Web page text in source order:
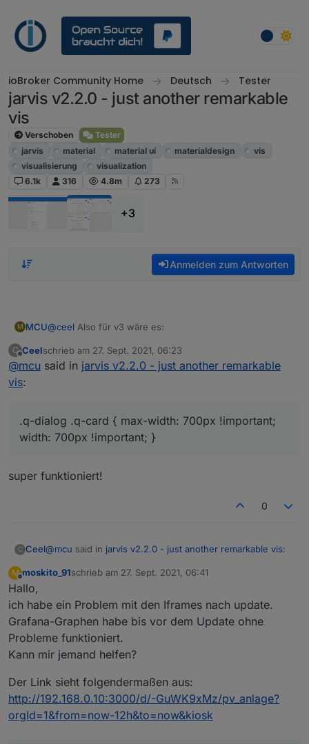
ioBroker Community Home Deutsch Tester
jarvis v2.2.0 - just another remarkable
vis
Verschoben
Tester
jarvis
material material ui materialdesign
vis
visualisierung
visualization
6.1k
316 4.8m 273
+3
Anmelden zum Antworten
M MCU@ceel Also für v3 wäre es:
/* nur für v3 */
.q-dialog .q-card {
C Ceelschrieb am 27. Sept. 2021, 06:23
zuletzt editiert von
@mcu said in jarvis v2.2.0 - just another remarkable
vis:
.q-dialog .q-card { max-width: 700px !important;
width: 700px !important; }
super funktioniert!
0
C Ceel@mcu said in jarvis v2.2.0 - just another remarkable vis:
width: 700px !important; }
super funktioniert!
M
Offline
moskito_91schrieb am 27. Sept. 2021, 06:41
zuletzt editiert von
Hallo,
ich habe ein Problem mit den Iframes nach update.
Grafana-Graphen habe bis vor dem Update ohne
Probleme funktioniert.
Kann mir jemand helfen?
Der Link sieht folgendermaßen aus:
http://192.168.0.10:3000/d/-GuWK9xMz/pv_anlage?
orgId=1&from=now-12h&to=now&kiosk